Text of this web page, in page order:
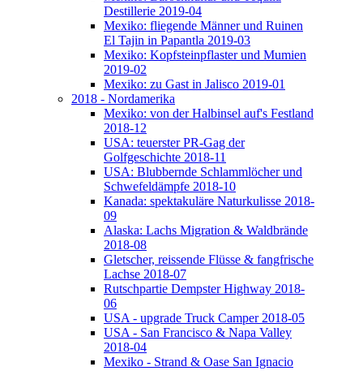
Destillerie 2019-04
Mexiko: fliegende Männer und Ruinen
El Tajin in Papantla 2019-03
Mexiko: Kopfsteinpflaster und Mumien
2019-02
Mexiko: zu Gast in Jalisco 2019-01
2018 - Nordamerika
Mexiko: von der Halbinsel auf's Festland
2018-12
USA: teuerster PR-Gag der
Golfgeschichte 2018-11
USA: Blubbernde Schlammlöcher und
Schwefeldämpfe 2018-10
Kanada: spektakuläre Naturkulisse 2018-
09
Alaska: Lachs Migration & Waldbrände
2018-08
Gletscher, reissende Flüsse & fangfrische
Lachse 2018-07
Rutschpartie Dempster Highway 2018-
06
USA - upgrade Truck Camper 2018-05
USA - San Francisco & Napa Valley
2018-04
Mexiko - Strand & Oase San Ignacio